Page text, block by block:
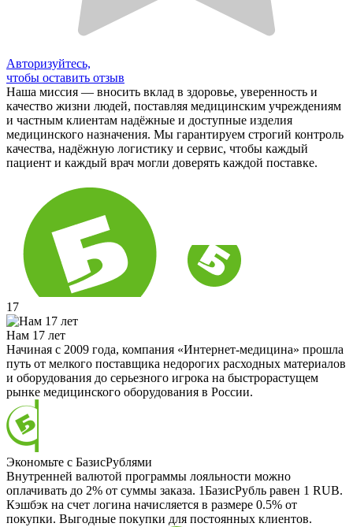
Авторизуйтесь,
чтобы оставить отзыв
Наша миссия — вносить вклад в здоровье, уверенность и
качество жизни людей, поставляя медицинским учреждениям
и частным клиентам надёжные и доступные изделия
медицинского назначения. Мы гарантируем строгий контроль
качества, надёжную логистику и сервис, чтобы каждый
пациент и каждый врач могли доверять каждой поставке.
17
Нам 17 лет
Начиная с 2009 года, компания «Интернет-медицина» прошла
путь от мелкого поставщика недорогих расходных материалов
и оборудования до серьезного игрока на быстрорастущем
рынке медицинского оборудования в России.
Экономьте с БазисРублями
Внутренней валютой программы лояльности можно
оплачивать до 2% от суммы заказа. 1БазисРубль равен 1 RUB.
Кэшбэк на счет логина начисляется в размере 0.5% от
покупки. Выгодные покупки для постоянных клиентов.